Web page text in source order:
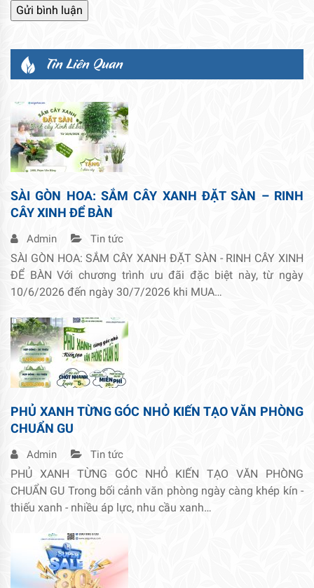
Tin Liên Quan
SÀI GÒN HOA: SẮM CÂY XANH ĐẶT SÀN – RINH
CÂY XINH ĐỂ BÀN
Admin Tin tức
SÀI GÒN HOA: SẮM CÂY XANH ĐẶT SÀN - RINH CÂY XINH
ĐỂ BÀN Với chương trình ưu đãi đặc biệt này, từ ngày
10/6/2026 đến ngày 30/7/2026 khi MUA…
PHỦ XANH TỪNG GÓC NHỎ KIẾN TẠO VĂN PHÒNG
CHUẨN GU
Admin Tin tức
PHỦ XANH TỪNG GÓC NHỎ KIẾN TẠO VĂN PHÒNG
CHUẨN GU Trong bối cảnh văn phòng ngày càng khép kín -
thiếu xanh - nhiều áp lực, nhu cầu xanh…